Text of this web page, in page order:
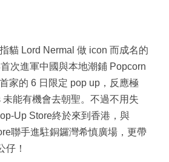
貓 Lord Nermal 做 icon 而成名的
次進軍中國與本地潮鋪 Popcorn
家的 6 日限定 pop up，反應極
能有機會去朝聖。不過不用失
Up Store終於來到香港，與
聯手進駐銅鑼灣希慎廣場，更帶
仔！